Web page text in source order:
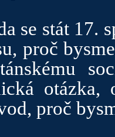
se stát 17.
proč
otázka,
proč